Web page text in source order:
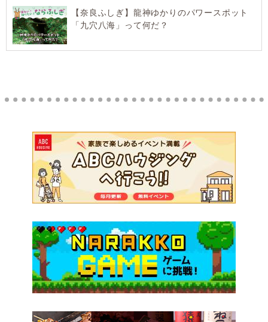
【奈良ふしぎ】龍神ゆかりのパワースポット
「九穴八海」って何だ？